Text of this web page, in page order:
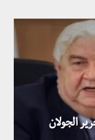
الجولان